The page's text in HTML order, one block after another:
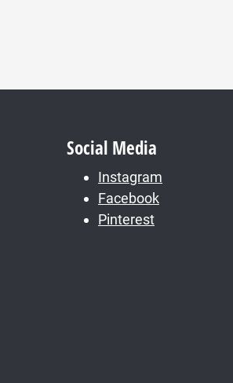
Social Media
Instagram
Facebook
Pinterest